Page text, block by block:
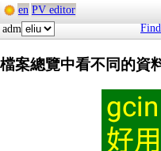
en PV editor
adm
Find
檔案總覽中看不同的資